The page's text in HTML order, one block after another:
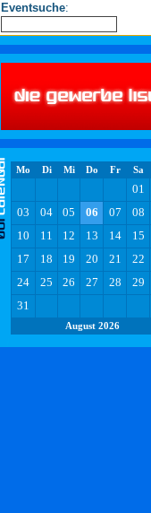
Eventsuche:
Mo Di Mi Do Fr Sa
01
03
04 05 06 07 08
10
11 12 13 14 15
17
18 19 20 21 22
24
25 26 27 28 29
31
August 2026